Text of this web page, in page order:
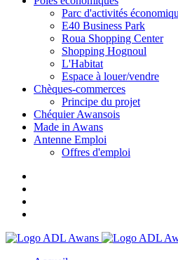
Parc d'activités
E40 Business Park
Roua Shopping Center
Shopping Hognoul
L'Habitat
Espace à louer/vendre
Chèques-commerces
Principe du projet
Chéquier Awansois
Made in Awans
Antenne Emploi
Offres d'emploi